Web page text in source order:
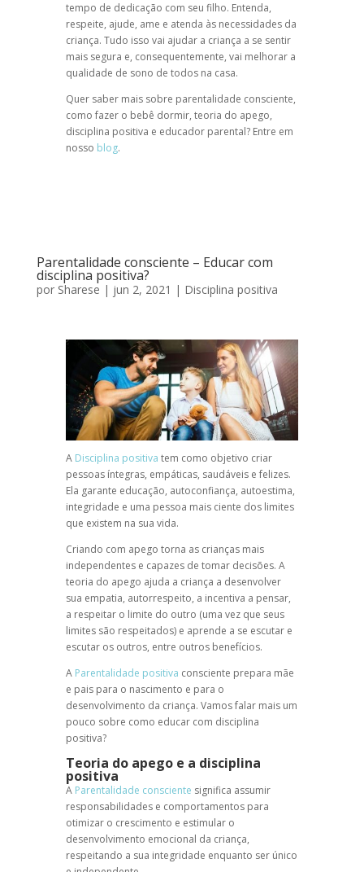
tempo de dedicação com seu filho. Entenda,
respeite, ajude, ame e atenda às necessidades da
criança. Tudo isso vai ajudar a criança a se sentir
mais segura e, consequentemente, vai melhorar a
qualidade de sono de todos na casa.
Quer saber mais sobre parentalidade consciente,
como fazer o bebê dormir, teoria do apego,
disciplina positiva e educador parental? Entre em
nosso blog.
Parentalidade consciente – Educar com
disciplina positiva?
por Sharese | jun 2, 2021 | Disciplina positiva
A Disciplina positiva tem como objetivo criar
pessoas íntegras, empáticas, saudáveis e felizes.
Ela garante educação, autoconfiança, autoestima,
integridade e uma pessoa mais ciente dos limites
que existem na sua vida.
Criando com apego torna as crianças mais
independentes e capazes de tomar decisões. A
teoria do apego ajuda a criança a desenvolver
sua empatia, autorrespeito, a incentiva a pensar,
a respeitar o limite do outro (uma vez que seus
limites são respeitados) e aprende a se escutar e
escutar os outros, entre outros benefícios.
A Parentalidade positiva consciente prepara mãe
e pais para o nascimento e para o
desenvolvimento da criança. Vamos falar mais um
pouco sobre como educar com disciplina
positiva?
Teoria do apegoe a disciplina
positiva
A Parentalidade consciente significa assumir
responsabilidades e comportamentos para
otimizar o crescimento e estimular o
desenvolvimento emocional da criança,
respeitando a sua integridade enquanto ser único